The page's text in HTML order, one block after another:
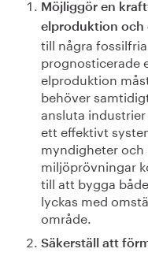
Möjliggör en
elproduktion och
till några
prognosticerade
elproduktion
behöver
ansluta
ett effektivt
myndigheter
miljöprövningar
till att bygga
lyckas med
område.
Säkerställ att